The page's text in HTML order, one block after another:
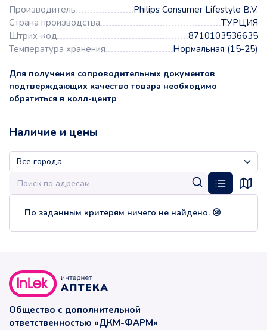
Производитель
Philips Consumer Lifestyle B.V.
Страна производства
ТУРЦИЯ
Штрих-код
8710103536635
Температура хранения
Нормальная (15-25)
Для получения сопроводительных документов
подтверждающих качество товара необходимо
обратиться в колл-центр
Наличие и цены
По заданным критерям ничего не найдено. 😢
Общество с дополнительной
ответственностью «ДКМ-ФАРМ»